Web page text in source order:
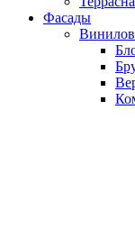
Фасады